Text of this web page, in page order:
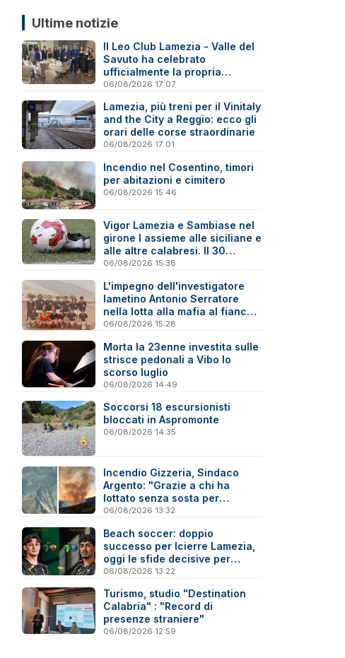
Ultime notizie
Il Leo Club Lamezia - Valle del
Savuto ha celebrato
ufficialmente la propria
riattivazione
06/08/2026 17:07
Lamezia, più treni per il Vinitaly
and the City a Reggio: ecco gli
orari delle corse straordinarie
06/08/2026 17:01
Incendio nel Cosentino, timori
per abitazioni e cimitero
06/08/2026 15:46
Vigor Lamezia e Sambiase nel
girone I assieme alle siciliane e
alle altre calabresi. Il 30
agosto stracittadina di Coppa
06/08/2026 15:38
L'impegno dell'investigatore
lametino Antonio Serratore
nella lotta alla mafia al fianco
di Ninni Cassarà
06/08/2026 15:28
Morta la 23enne investita sulle
strisce pedonali a Vibo lo
scorso luglio
06/08/2026 14:49
Soccorsi 18 escursionisti
bloccati in Aspromonte
06/08/2026 14:35
Incendio Gizzeria, Sindaco
Argento: "Grazie a chi ha
lottato senza sosta per
difendere il nostro territorio"
06/08/2026 13:32
Beach soccer: doppio
successo per Icierre Lamezia,
oggi le sfide decisive per
salvezza e scudetto Under 20
06/08/2026 13:22
Turismo, studio "Destination
Calabria" : "Record di
presenze straniere"
06/08/2026 12:59